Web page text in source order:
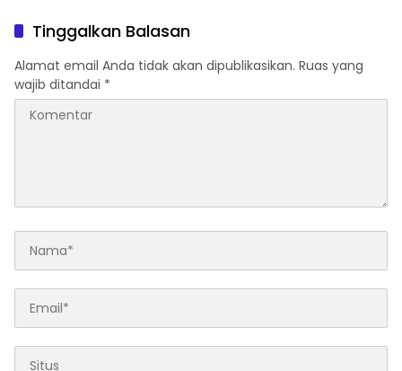
Tinggalkan Balasan
Alamat email Anda tidak akan dipublikasikan. Ruas yang
wajib ditandai *